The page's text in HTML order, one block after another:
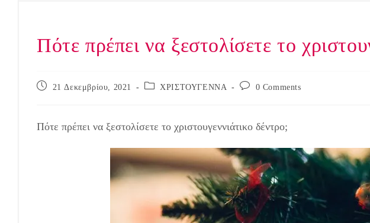
Πότε πρέπει να ξεστολίσετε το
Post
21 Δεκεμβρίου, 2021
Post ΧΡΙΣΤΟΥΓΕΝΝΑ
Post
0 Comments
Πότε πρέπει να ξεστολίσετε το χριστουγεννιάτικο δέντρο;